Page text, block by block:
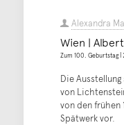
Alexandra
Wien |
Zum 100. Geburtstag |
Die
von
von den frühen
Spätwerk vor.